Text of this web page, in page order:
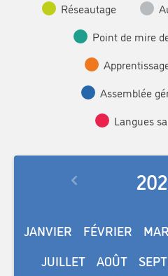
Réseautage
Point de mire
Assemblée
Langues
JANVIER FÉVRIER
JUILLET
AOÛT